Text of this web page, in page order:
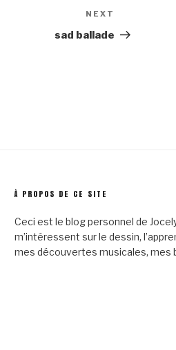
Post
NEXT
sad ballade
À PROPOS DE CE SITE
Ceci est le blog personnel de
m’intéressent sur le dessin,
mes découvertes musicales, mes